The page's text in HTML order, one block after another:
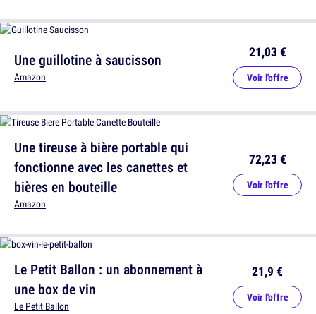
Une tireuse à bière portable qui
fonctionne avec les canettes et
bières en bouteille
Amazon
72,23 €
Voir l'offre
Une guillotine à saucisson
Amazon
21,03 €
Voir l'offre
Le Petit Ballon : un abonnement à
une box de vin
Le Petit Ballon
21,9 €
Voir l'offre